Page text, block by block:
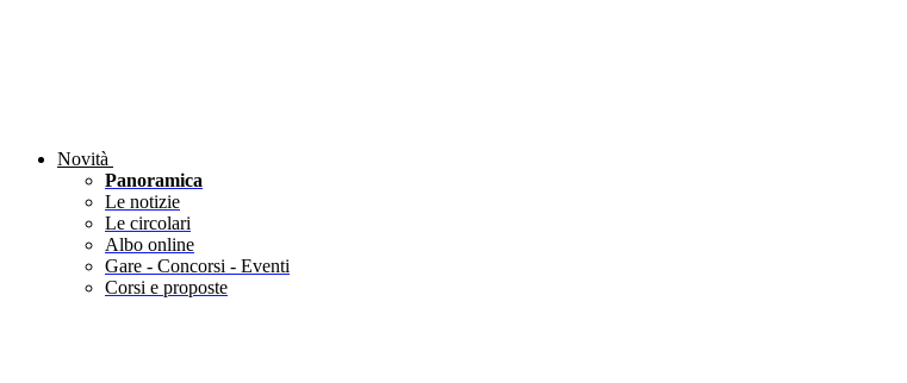
Novità
Panoramica
Le notizie
Le circolari
Albo online
Gare - Concorsi - Eventi
Corsi e proposte